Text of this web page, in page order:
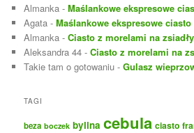
Almanka -Maślankowe ekspresowe
Agata -Maślankowe ekspresowe
Almanka -Ciasto z morelami na
Aleksandra 44 -Ciasto z morelami na
Takie tam o gotowaniu -Gulasz
TAGI
beza boczek bylina cebula ciasto